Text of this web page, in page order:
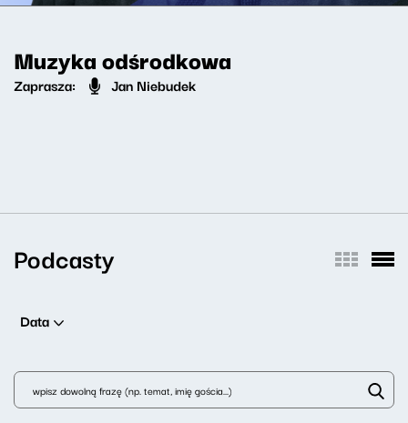
Muzyka odśrodkowa
Zaprasza: Jan Niebudek
Podcasty
Data